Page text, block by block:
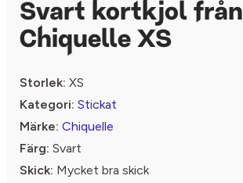
Svart kortkjol från
Chiquelle XS
Storlek: XS
Kategori: Stickat
Märke: Chiquelle
Färg: Svart
Skick: Mycket bra skick